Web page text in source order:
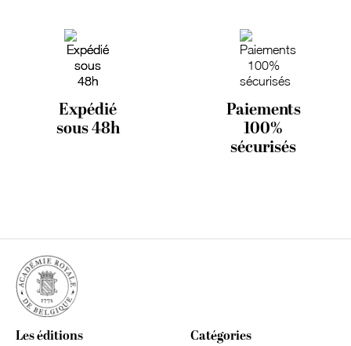
Expédié
sous 48h
Paiements
100%
sécurisés
Les éditions Catégories